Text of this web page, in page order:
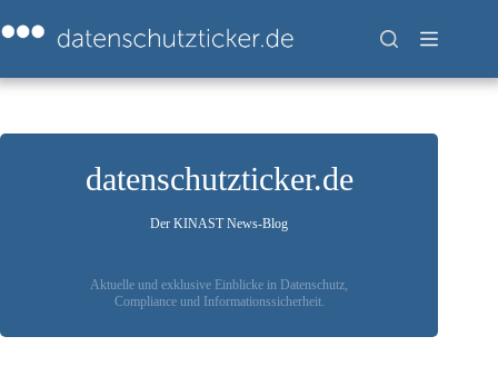
Inhalt
springen
datenschutzticker.de
Der KINAST News-Blog
Aktuelle und exklusive Einblicke in Datenschutz,
Compliance und Informationssicherheit.